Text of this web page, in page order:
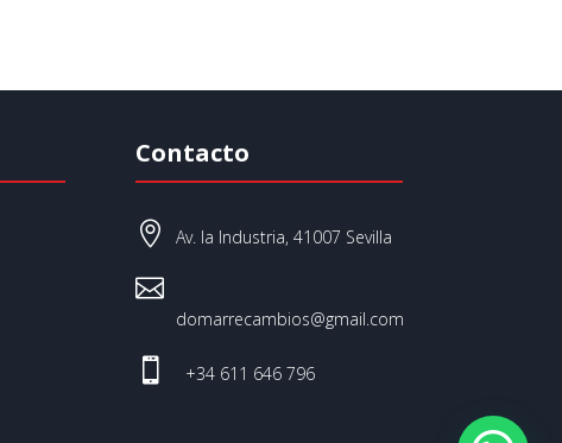
Contacto
 Av. la Industria, 41007 Sevilla

domarrecambios@gmail.com
 +34 611 646 796